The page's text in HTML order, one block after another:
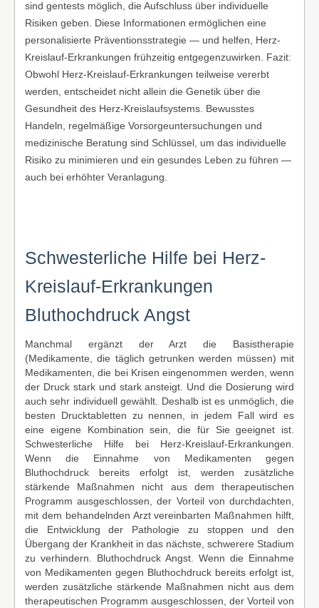
sind gentests möglich, die Aufschluss über individuelle
Risiken geben. Diese Informationen ermöglichen eine
personalisierte Präventionsstrategie — und helfen, Herz-
Kreislauf-Erkrankungen frühzeitig entgegenzuwirken. Fazit:
Obwohl Herz-Kreislauf-Erkrankungen teilweise vererbt
werden, entscheidet nicht allein die Genetik über die
Gesundheit des Herz-Kreislaufsystems. Bewusstes
Handeln, regelmäßige Vorsorgeuntersuchungen und
medizinische Beratung sind Schlüssel, um das individuelle
Risiko zu minimieren und ein gesundes Leben zu führen —
auch bei erhöhter Veranlagung.
Schwesterliche Hilfe bei Herz-
Kreislauf-Erkrankungen
Bluthochdruck Angst
Manchmal ergänzt der Arzt die Basistherapie
(Medikamente, die täglich getrunken werden müssen) mit
Medikamenten, die bei Krisen eingenommen werden, wenn
der Druck stark und stark ansteigt. Und die Dosierung wird
auch sehr individuell gewählt. Deshalb ist es unmöglich, die
besten Drucktabletten zu nennen, in jedem Fall wird es
eine eigene Kombination sein, die für Sie geeignet ist.
Schwesterliche Hilfe bei Herz-Kreislauf-Erkrankungen.
Wenn die Einnahme von Medikamenten gegen
Bluthochdruck bereits erfolgt ist, werden zusätzliche
stärkende Maßnahmen nicht aus dem therapeutischen
Programm ausgeschlossen, der Vorteil von durchdachten,
mit dem behandelnden Arzt vereinbarten Maßnahmen hilft,
die Entwicklung der Pathologie zu stoppen und den
Übergang der Krankheit in das nächste, schwerere Stadium
zu verhindern. Bluthochdruck Angst. Wenn die Einnahme
von Medikamenten gegen Bluthochdruck bereits erfolgt ist,
werden zusätzliche stärkende Maßnahmen nicht aus dem
therapeutischen Programm ausgeschlossen, der Vorteil von